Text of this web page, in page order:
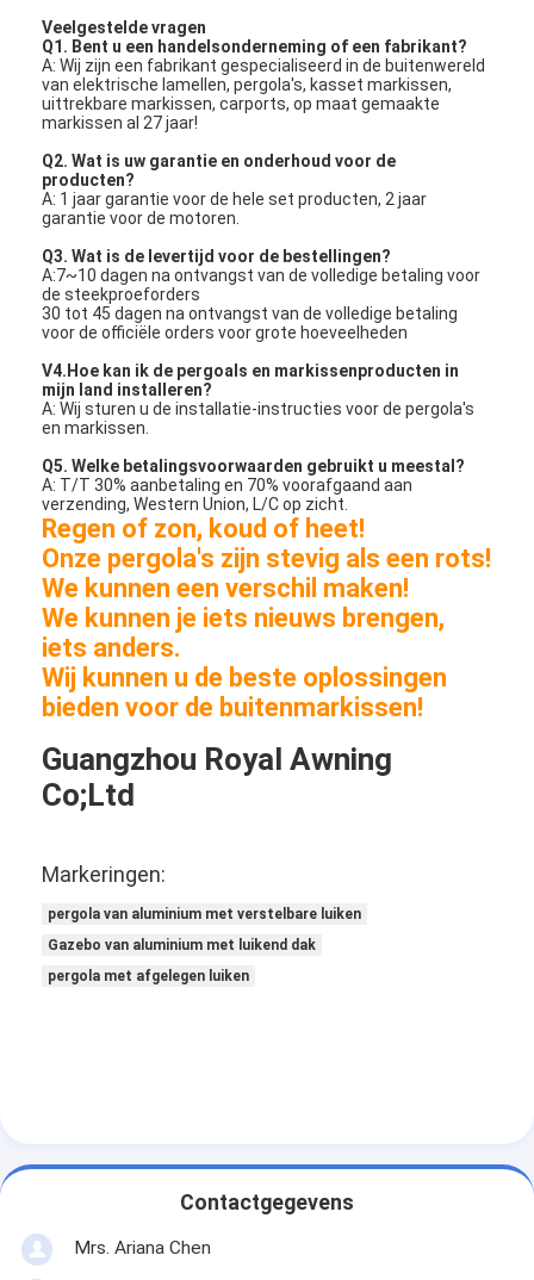
Veelgestelde vragen
Q1. Bent u een handelsonderneming of een fabrikant?
A: Wij zijn een fabrikant gespecialiseerd in de buitenwereld
van elektrische lamellen, pergola's, kasset markissen,
uittrekbare markissen, carports, op maat gemaakte
markissen al 27 jaar!
Q2. Wat is uw garantie en onderhoud voor de
producten?
A: 1 jaar garantie voor de hele set producten, 2 jaar
garantie voor de motoren.
Q3. Wat is de levertijd voor de bestellingen?
A:7~10 dagen na ontvangst van de volledige betaling voor
de steekproeforders
30 tot 45 dagen na ontvangst van de volledige betaling
voor de officiële orders voor grote hoeveelheden
V4.Hoe kan ik de pergoals en markissenproducten in
mijn land installeren?
A: Wij sturen u de installatie-instructies voor de pergola's
en markissen.
Q5. Welke betalingsvoorwaarden gebruikt u meestal?
A: T/T 30% aanbetaling en 70% voorafgaand aan
verzending, Western Union, L/C op zicht.
Regen of zon, koud of heet!
Onze pergola's zijn stevig als een rots!
We kunnen een verschil maken!
We kunnen je iets nieuws brengen,
iets anders.
Wij kunnen u de beste oplossingen
bieden voor de buitenmarkissen!
Guangzhou Royal Awning
Co;Ltd
Markeringen:
pergola van aluminium met verstelbare luiken
Gazebo van aluminium met luikend dak
pergola met afgelegen luiken
Contactgegevens
Mrs. Ariana Chen